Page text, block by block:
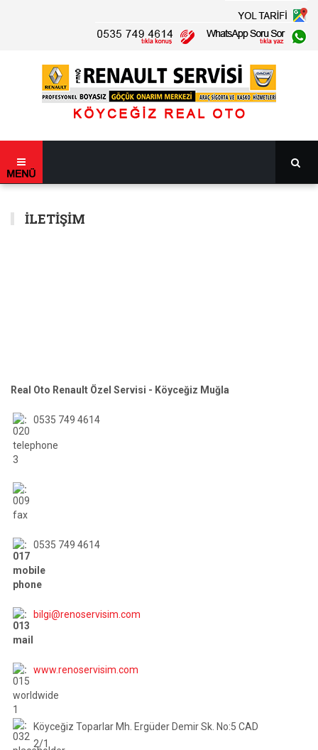
İLETIŞIM
Real Oto Renault Özel Servisi - Köyceğiz Muğla
: 0535 749 4614
:
: 0535 749 4614
: bilgi@renoservisim.com
: www.renoservisim.com
:
Köyceğiz Toparlar Mh. Ergüder Demir Sk. No:5 CAD
2/1